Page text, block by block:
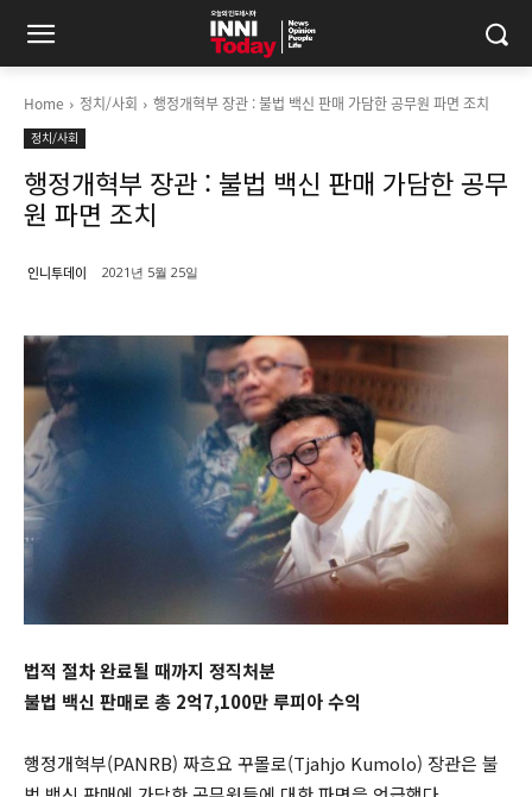
Home 정치/사회 행정개혁부 장관 : 불법 백신 판매 가담한 공무원 파면 조치
정치/사회
행정개혁부 장관 : 불법 백신 판매 가담한 공무
원 파면 조치
인니투데이 2021년 5월 25일
법적 절차 완료될 때까지 정직처분
불법 백신 판매로 총 2억7,100만 루피아 수익
행정개혁부(PANRB) 짜흐요 꾸몰로(Tjahjo Kumolo) 장관은 불